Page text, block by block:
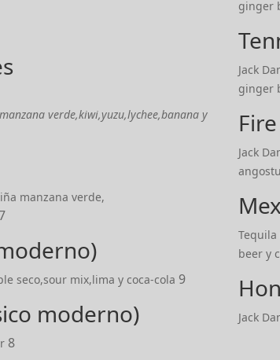
verde,kiwi,yuzu,lychee,banana y
manzana verde,
seco,sour mix,lima y coca-cola 9
moderno)
8
ginger
Jack
ginger
Jack
beer y
Jack